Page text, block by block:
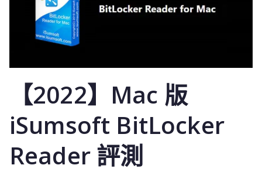
【2022】Mac 版
iSumsoft BitLocker
Reader 評測